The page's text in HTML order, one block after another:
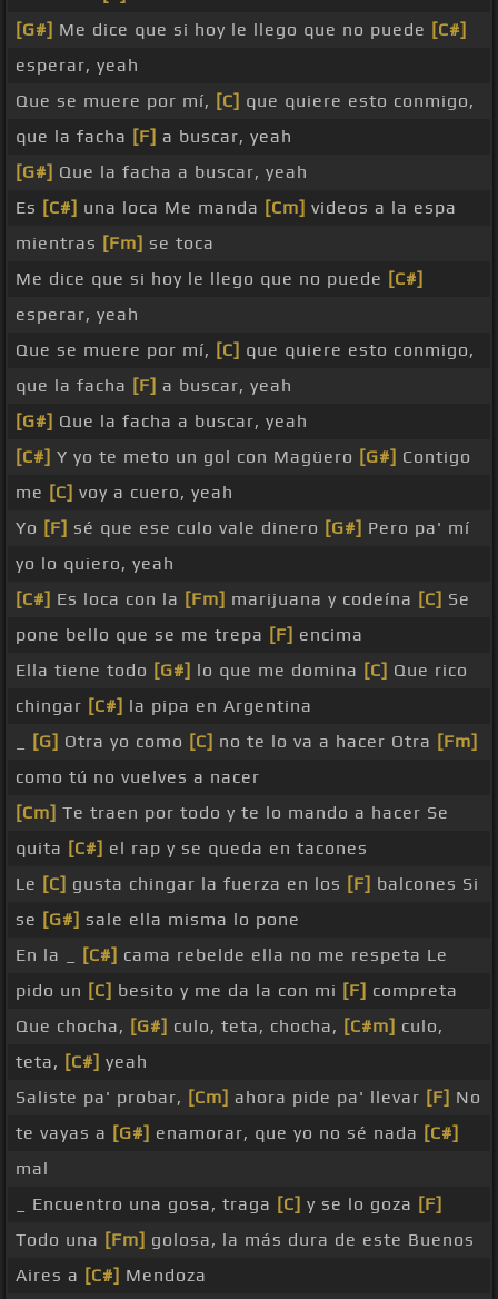
[G#] Me dice que si hoy le llego que no puede [C#]
esperar, yeah
Que se muere por mí, [C] que quiere esto conmigo,
que la facha [F] a buscar, yeah
[G#] Que la facha a buscar, yeah
Es [C#] una loca Me manda [Cm] videos a la espa
mientras [Fm] se toca
Me dice que si hoy le llego que no puede [C#]
esperar, yeah
Que se muere por mí, [C] que quiere esto conmigo,
que la facha [F] a buscar, yeah
[G#] Que la facha a buscar, yeah
[C#] Y yo te meto un gol con Magüero [G#] Contigo
me [C] voy a cuero, yeah
Yo [F] sé que ese culo vale dinero [G#] Pero pa' mí
yo lo quiero, yeah
[C#] Es loca con la [Fm] marijuana y codeína [C] Se
pone bello que se me trepa [F] encima
Ella tiene todo [G#] lo que me domina [C] Que rico
chingar [C#] la pipa en Argentina
[G] Otra yo como [C] no te lo va a hacer Otra [Fm]
como tú no vuelves a nacer
[Cm] Te traen por todo y te lo mando a hacer Se
quita [C#] el rap y se queda en tacones
Le [C] gusta chingar la fuerza en los [F] balcones Si
se [G#] sale ella misma lo pone
En la _
[C#] cama rebelde ella no me respeta Le
pido un [C] besito y me da la con mi [F] compreta
Que chocha, [G#] culo, teta, chocha, [C#m] culo,
teta, [C#] yeah
Saliste pa' probar, [Cm] ahora pide pa' llevar [F] No
te vayas a [G#] enamorar, que yo no sé nada [C#]
mal
_ Encuentro una gosa, traga [C] y se lo goza [F]
Todo una [Fm] golosa, la más dura de este Buenos
Aires a [C#] Mendoza